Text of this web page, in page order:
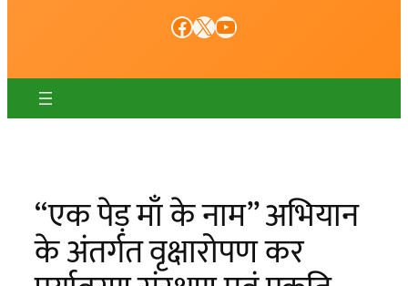
Facebook X YouTube
“एक पेड़ माँ के नाम” अभियान
के अंतर्गत वृक्षारोपण कर